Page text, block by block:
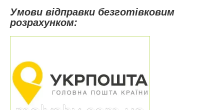
Умови відправки безготівковим
розрахунком: